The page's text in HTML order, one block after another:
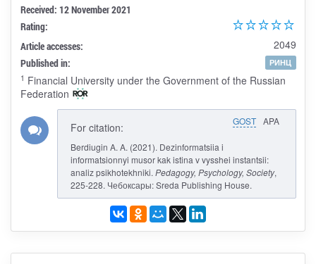
Received: 12 November 2021
Rating:
Article accesses:
2049
Published in:
РИНЦ
1 Financial University under the Government of the Russian
Federation
GOST APA
For citation:
Berdiugin A. A. (2021). Dezinformatsiia i
informatsionnyi musor kak istina v vysshei instantsii:
analiz psikhotekhniki. Pedagogy, Psychology, Society,
225-228. Чебоксары: Sreda Publishing House.